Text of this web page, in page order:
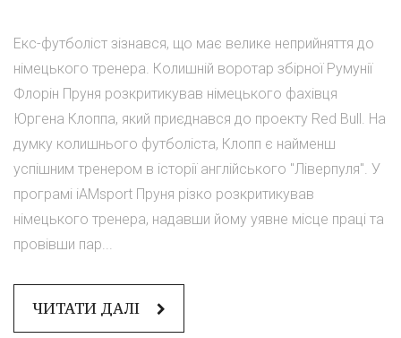
Екс-футболіст зізнався, що має велике неприйняття до
німецького тренера. Колишній воротар збірної Румунії
Флорін Пруня розкритикував німецького фахівця
Юргена Клоппа, який приєднався до проекту Red Bull. На
думку колишнього футболіста, Клопп є найменш
успішним тренером в історії англійського "Ліверпуля". У
програмі iAMsport Пруня різко розкритикував
німецького тренера, надавши йому уявне місце праці та
провівши пар...
ЧИТАТИ ДАЛІ